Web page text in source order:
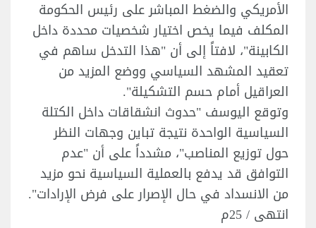
الأمريكي والضغط المباشر على رئيس الحكومة
المكلف فيما يخص اختيار شخصيات محددة داخل
الكابينة"، لافتاً إلى أن "هذا التدخل ساهم في
تعقيد المشهد السياسي ووضع المزيد من
العراقيل أمام حسم التشكيلة".
وتوقع اليوسف "حدوث انشقاقات داخل الكتلة
السياسية الواحدة نتيجة تباين وجهات النظر
حول توزيع المناصب"، مشدداً على أن "عدم
التوافق قد يدفع بالعملية السياسية نحو مزيد
من الانسداد في حال الإصرار على فرض الإرادات".
انتهى / 25م